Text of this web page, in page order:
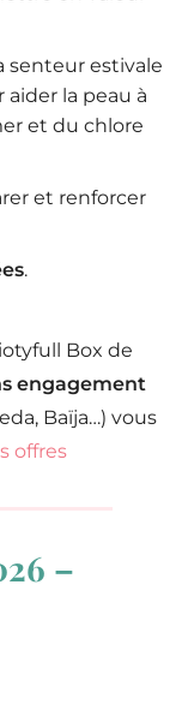
senteur estivale
la peau à
et du chlore
et renforcer
.
Box de
engagement
Baïja…) vous
offres
–